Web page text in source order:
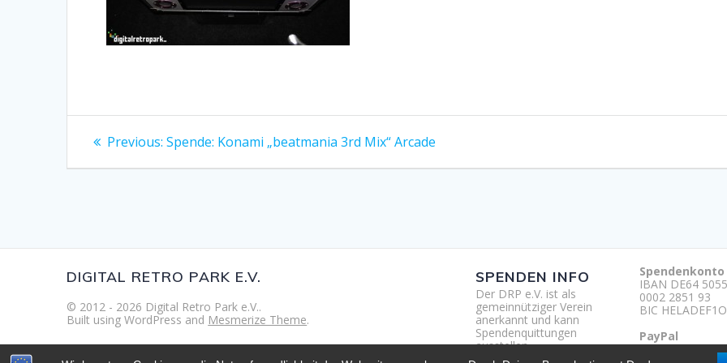
Beitragsnavigation
Previous: Previous
Spende: Konami „beatmania 3rd Mix“ Arcade
DIGITAL RETRO PARK E.V.
© 2012 - 2026 Digital Retro Park e.V..
Built using WordPress and Mesmerize Theme.
SPENDEN INFO
Der DRP e.V. ist als
gemeinnütziger Verein
anerkannt und kann
Spendenquittungen
ausstellen.
Spendenkonto
IBAN DE64
0002 2851 93
BIC
PayPal
http://